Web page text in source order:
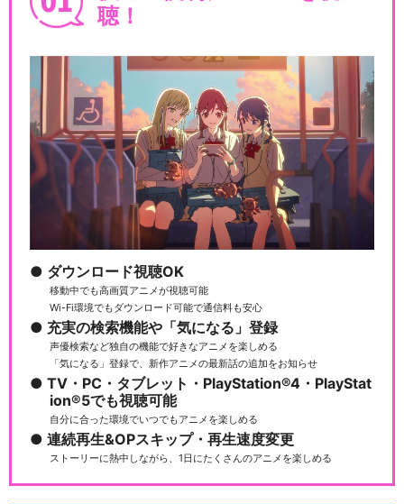
聴！
ダウンロード視聴OK
移動中でも高画質アニメが視聴可能
Wi-Fi環境でもダウンロード可能で通信料も安心
充実の検索機能や「気になる」登録
声優検索など独自の機能で好きなアニメを楽しめる
「気になる」登録で、新作アニメの最新話の追加をお知らせ
TV・PC・タブレット・PlayStation®4・PlayStat
ion®5でも視聴可能
自分に合った環境でいつでもアニメを楽しめる
連続再生&OPスキップ・再生速度変更
ストーリーに熱中しながら、1日にたくさんのアニメを楽しめる